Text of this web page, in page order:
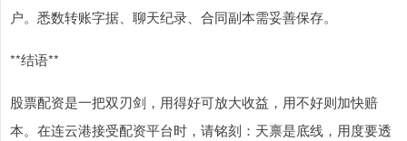
户。悉数转账字据、聊天纪录、合同副本需妥善保存。
**结语**
股票配资是一把双刃剑，用得好可放大收益，用不好则加快赔
本。在连云港接受配资平台时，请铭刻：天禀是底线，用度要透